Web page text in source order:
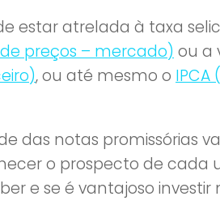
estar atrelada à taxa
preços – mercado) ou a
, ou até mesmo o
das notas promissórias
o prospecto de
e se é vantajoso investir